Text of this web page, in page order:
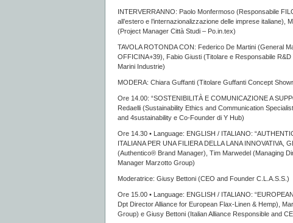
INTERVERRANNO: Paolo Monfermoso (Responsabile
all’estero e l’internazionalizzazione delle imprese
(Project Manager Città Studi – Po.in.tex)
TAVOLA ROTONDA CON: Federico De Martini (General
OFFICINA+39), Fabio Giusti (Titolare e Responsabile
Marini Industrie)
MODERA: Chiara Guffanti (Titolare Guffanti Concept
Ore 14.00: “SOSTENIBILITÀ E COMUNICAZIONE A
Redaelli (Sustainability Ethics and Communication
and 4sustainability e Co-Founder di Y Hub)
Ore 14.30 • Language: ENGLISH / ITALIANO:
ITALIANA PER UNA FILIERA DELLA LANA
(Authentico® Brand Manager), Tim Marwedel (Managing
Manager Marzotto Group)
Moderatrice: Giusy Bettoni (CEO and Founder C.L.A.S.S.)
Ore 15.00 • Language: ENGLISH / ITALIANO:
Dpt Director Alliance for European Flax-Linen & Hemp),
Group) e Giusy Bettoni (Italian Alliance Responsible and